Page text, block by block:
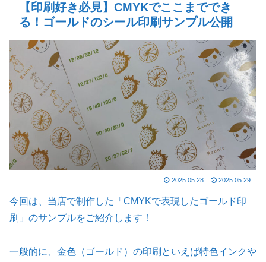
【印刷好き必見】CMYKでここまででき
る！ゴールドのシール印刷サンプル公開
2025.05.28 2025.05.29
今回は、当店で制作した「CMYKで表現したゴールド印
刷」のサンプルをご紹介します！
一般的に、金色（ゴールド）の印刷といえば特色インクや